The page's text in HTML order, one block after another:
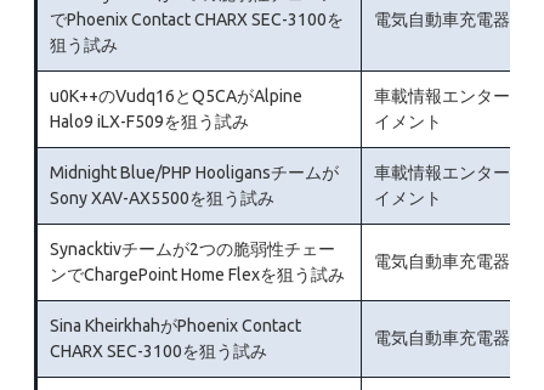
でPhoenix Contact CHARX SEC-3100を
狙う試み
電気自動車充電器
u0K++のVudq16とQ5CAがAlpine
Halo9 iLX-F509を狙う試み
車載情報エンターテ
イメント
Midnight Blue/PHP Hooligansチームが
Sony XAV-AX5500を狙う試み
車載情報エンターテ
イメント
Synacktivチームが2つの脆弱性チェー
ンでChargePoint Home Flexを狙う試み
電気自動車充電器
Sina KheirkhahがPhoenix Contact
CHARX SEC-3100を狙う試み
電気自動車充電器